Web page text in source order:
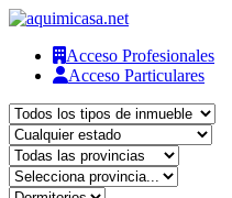
Acceso Profesionales
Acceso Particulares